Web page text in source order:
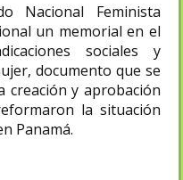
Nacional Feminista
un memorial en el
sociales y
documento que se
creación y aprobación
la situación
Panamá.